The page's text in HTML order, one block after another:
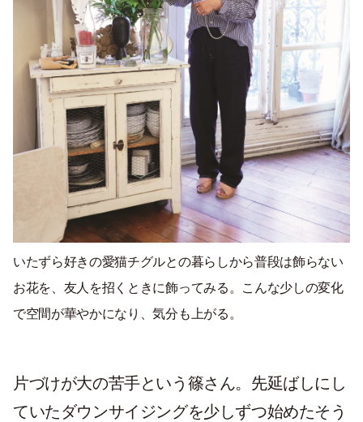
いたずら好きの愛猫チグルとの暮らしから普段は飾らない
お花を、友人を招くときに飾ってみる。こんな少しの変化
で空間が華やかになり、気分も上がる。
片づけが大の苦手という篠さん。先延ばしにし
ていたダウンサイジングを少しずつ始めたそう